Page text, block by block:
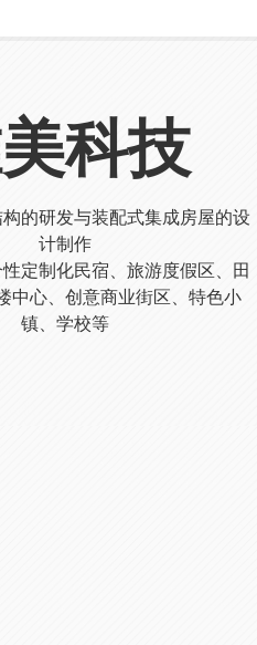
科技
的研发与装配式集成房屋的设
计制作
定制化民宿、旅游度假区、田
中心、创意商业街区、特色小
镇、学校等